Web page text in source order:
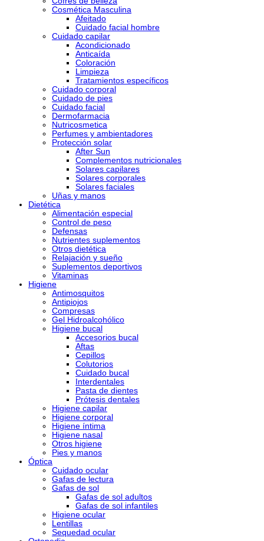
Cosmética Masculina
Afeitado
Cuidado facial hombre
Cuidado capilar
Acondicionado
Anticaída
Coloración
Limpieza
Tratamientos específicos
Cuidado corporal
Cuidado de pies
Cuidado facial
Dermofarmacia
Nutricosmetica
Perfumes y ambientadores
Protección solar
After Sun
Complementos nutricionales
Solares capilares
Solares corporales
Solares faciales
Uñas y manos
Dietética
Alimentación especial
Control de peso
Defensas
Nutrientes suplementos
Otros dietética
Relajación y sueño
Suplementos deportivos
Vitaminas
Higiene
Antimosquitos
Antipiojos
Compresas
Gel Hidroalcohólico
Higiene bucal
Accesorios bucal
Aftas
Cepillos
Colutorios
Cuidado bucal
Interdentales
Pasta de dientes
Prótesis dentales
Higiene capilar
Higiene corporal
Higiene íntima
Higiene nasal
Otros higiene
Pies y manos
Óptica
Cuidado ocular
Gafas de lectura
Gafas de sol
Gafas de sol adultos
Gafas de sol infantiles
Higiene ocular
Lentillas
Sequedad ocular